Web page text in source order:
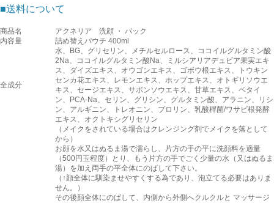
■送料について
商品名
アクネリア 洗顔 ・ パック
内容量
詰め替えパウチ 400ml
全成分
水、BG、グリセリン、メチルセルロース、ココイルグルタミン酸
2Na、ココイルグルタミン酸Na、ミルシアリアデュビア果実エキ
ス、ダイズエキス、オウゴンエキス、ゴボウ根エキス、トウキン
センカ花エキス、レモンエキス、ホップエキス、オトギリソウエ
キス、セージエキス、サボンソウエキス、甘草エキス、ベタイ
ン、PCA-Na、セリン、グリシン、グルタミン酸、アラニン、リシ
ン、アルギニン、トレオニン、プロリン、乳酸桿菌/ワサビ根発酵
エキス、オクトキシグリセリン
（メイクをされている場合はクレンジング剤でメイクを落として
から）
お顔を水又はぬるま湯で濡らし、片方の手の平に洗顔料を適量
（500円玉程度）とり、もう片方の手でごく少量の水（又はぬるま
湯）を加え両手の平全体にのばして下さい。
（↑顔全体に馴染ませやすくする為であり、泡立てる必要はありま
せん。）
その後顔全体にのばして、内側から外側へクルクルと マッサージ